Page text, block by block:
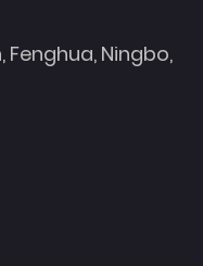
Fenghua, Ningbo,